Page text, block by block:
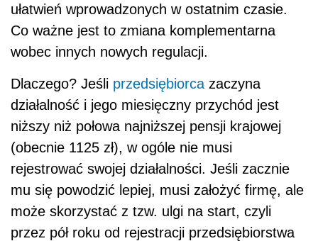
ułatwień wprowadzonych w ostatnim czasie.
Co ważne jest to zmiana komplementarna
wobec innych nowych regulacji.
Dlaczego? Jeśli przedsiębiorca zaczyna
działalność i jego miesięczny przychód jest
niższy niż połowa najniższej pensji krajowej
(obecnie 1125 zł), w ogóle nie musi
rejestrować swojej działalności. Jeśli zacznie
mu się powodzić lepiej, musi założyć firmę, ale
może skorzystać z tzw. ulgi na start, czyli
przez pół roku od rejestracji przedsiębiorstwa